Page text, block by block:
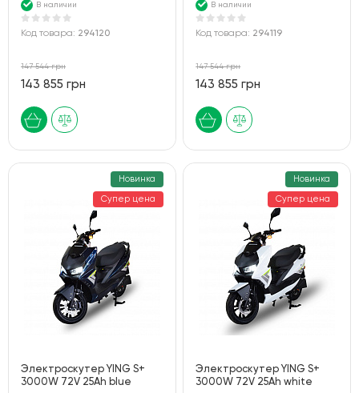
В наличии
Код товара: 294120
147 544 грн
143 855 грн
В наличии
Код товара: 294119
147 544 грн
143 855 грн
Новинка
Супер цена
Электроскутер YING S+
3000W 72V 25Ah blue
Новинка
Супер цена
Электроскутер YING S+
3000W 72V 25Ah white